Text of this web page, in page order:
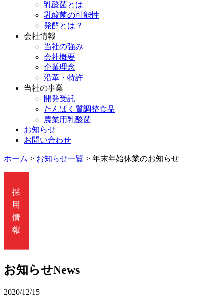
乳酸菌とは
乳酸菌の可能性
発酵とは？
会社情報
当社の強み
会社概要
企業理念
沿革・特許
当社の事業
開発受託
たんぱく質調整食品
農業用乳酸菌
お知らせ
お問い合わせ
ホーム > お知らせ一覧 > 年末年始休業のお知らせ
お知らせNews
2020/12/15